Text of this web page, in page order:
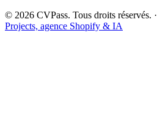
© 2026 CVPass. Tous droits réservés. ·
Projects, agence Shopify & IA